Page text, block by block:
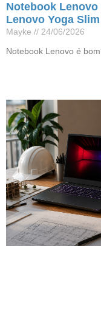
Notebook
Lenovo Yoga
Mayke
24/06/2026
Notebook Lenovo é